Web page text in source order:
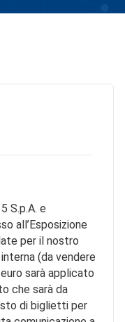
S.p.A. e
all’Esposizione
per il nostro
(da vendere
sarà applicato
che sarà da
di biglietti per